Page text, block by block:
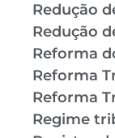
Redução
Redução
Reforma
Reforma
Reforma
Regime